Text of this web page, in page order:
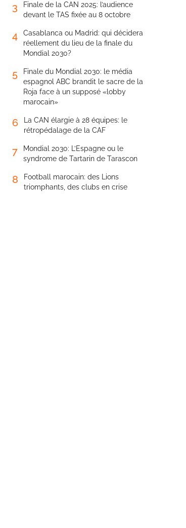
3
Finale de la CAN 2025: l’audience
devant le TAS fixée au 8 octobre
4
Casablanca ou Madrid: qui décidera
réellement du lieu de la finale du
Mondial 2030?
5
Finale du Mondial 2030: le média
espagnol ABC brandit le sacre de la
Roja face à un supposé «lobby
marocain»
6
La CAN élargie à 28 équipes: le
rétropédalage de la CAF
7
Mondial 2030: L’Espagne ou le
syndrome de Tartarin de Tarascon
8
Football marocain: des Lions
triomphants, des clubs en crise